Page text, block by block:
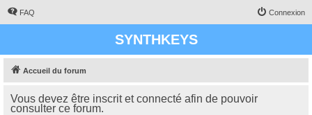
FAQ Connexion
SYNTHKEYS
Accueil du forum
Vous devez être inscrit et connecté afin de pouvoir
consulter ce forum.